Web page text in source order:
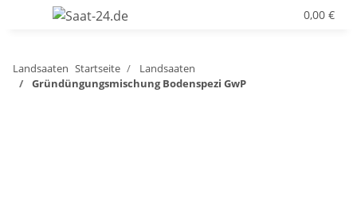
0,00 €
Landsaaten Startseite
Landsaaten
Gründüngungsmischung Bodenspezi GwP